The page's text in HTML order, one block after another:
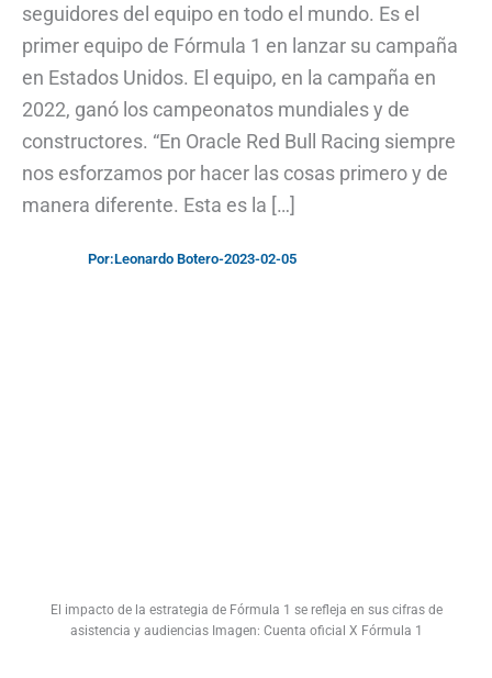
seguidores del equipo en todo el mundo. Es el
primer equipo de Fórmula 1 en lanzar su campaña
en Estados Unidos. El equipo, en la campaña en
2022, ganó los campeonatos mundiales y de
constructores. “En Oracle Red Bull Racing siempre
nos esforzamos por hacer las cosas primero y de
manera diferente. Esta es la […]
Por:Leonardo Botero-2023-02-05
El impacto de la estrategia de Fórmula 1 se refleja en sus cifras de
asistencia y audiencias Imagen: Cuenta oficial X Fórmula 1